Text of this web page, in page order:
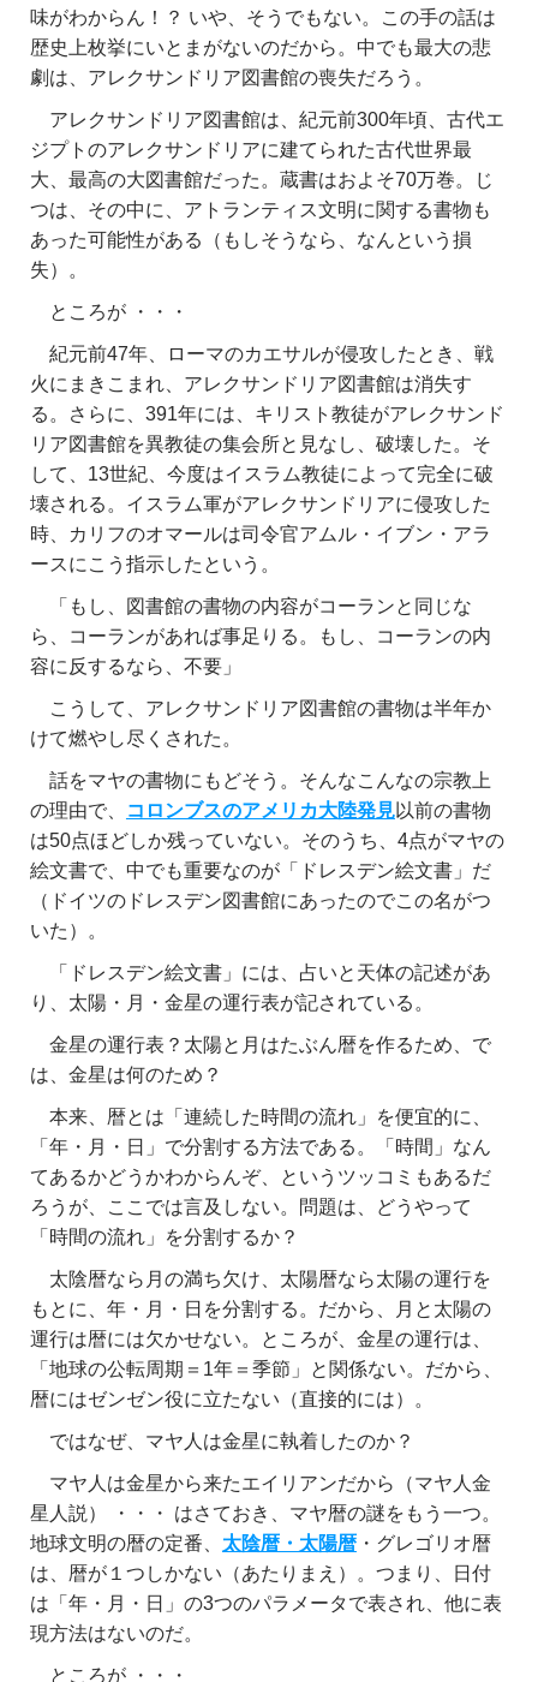
味がわからん！？ いや、そうでもない。この手の話は
歴史上枚挙にいとまがないのだから。中でも最大の悲
劇は、アレクサンドリア図書館の喪失だろう。
アレクサンドリア図書館は、紀元前300年頃、古代エ
ジプトのアレクサンドリアに建てられた古代世界最
大、最高の大図書館だった。蔵書はおよそ70万巻。じ
つは、その中に、アトランティス文明に関する書物も
あった可能性がある（もしそうなら、なんという損
失）。
ところが ・・・
紀元前47年、ローマのカエサルが侵攻したとき、戦
火にまきこまれ、アレクサンドリア図書館は消失す
る。さらに、391年には、キリスト教徒がアレクサンド
リア図書館を異教徒の集会所と見なし、破壊した。そ
して、13世紀、今度はイスラム教徒によって完全に破
壊される。イスラム軍がアレクサンドリアに侵攻した
時、カリフのオマールは司令官アムル・イブン・アラ
ースにこう指示したという。
「もし、図書館の書物の内容がコーランと同じな
ら、コーランがあれば事足りる。もし、コーランの内
容に反するなら、不要」
こうして、アレクサンドリア図書館の書物は半年か
けて燃やし尽くされた。
話をマヤの書物にもどそう。そんなこんなの宗教上
の理由で、
コロンブスのアメリカ大陸発見以前の書物
は50点ほどしか残っていない。そのうち、4点がマヤの
絵文書で、中でも重要なのが「ドレスデン絵文書」だ
（ドイツのドレスデン図書館にあったのでこの名がつ
いた）。
「ドレスデン絵文書」には、占いと天体の記述があ
り、太陽・月・金星の運行表が記されている。
金星の運行表？太陽と月はたぶん暦を作るため、で
は、金星は何のため？
本来、暦とは「連続した時間の流れ」を便宜的に、
「年・月・日」で分割する方法である。「時間」なん
てあるかどうかわからんぞ、というツッコミもあるだ
ろうが、ここでは言及しない。問題は、どうやって
「時間の流れ」を分割するか？
太陰暦なら月の満ち欠け、太陽暦なら太陽の運行を
もとに、年・月・日を分割する。だから、月と太陽の
運行は暦には欠かせない。ところが、金星の運行は、
「地球の公転周期＝1年＝季節」と関係ない。だから、
暦にはゼンゼン役に立たない（直接的には）。
ではなぜ、マヤ人は金星に執着したのか？
マヤ人は金星から来たエイリアンだから（マヤ人金
星人説） ・・・ はさておき、マヤ暦の謎をもう一つ。
地球文明の暦の定番、 太陰暦・太陽暦・グレゴリオ暦
は、暦が１つしかない（あたりまえ）。つまり、日付
は「年・月・日」の3つのパラメータで表され、他に表
現方法はないのだ。
ところが ・・・